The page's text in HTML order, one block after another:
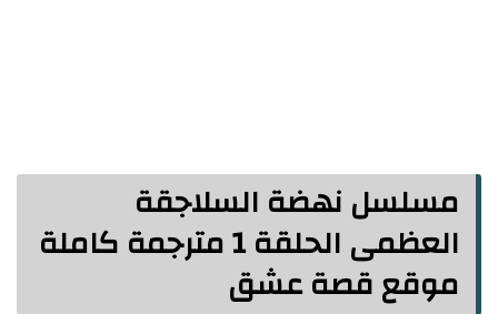
مسلسل نهضة السلاجقة
العظمى الحلقة 1 مترجمة كاملة
موقع قصة عشق